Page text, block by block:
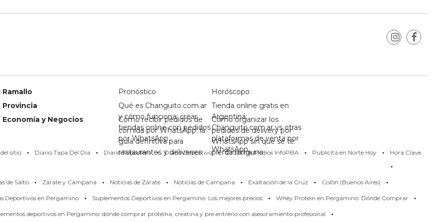
Ramallo
Provincia
Economía y Negocios
Pronóstico
Horóscopo
Qué es Changuito.com.ar
y cómo funciona: crear
tiendas online con pedidos
por WhatsApp
Tienda online gratis en
Argentina:
Changuito.com.ar vs otras
plataformas de venta por
WhatsApp
Cómo recibir pedidos de
comida por WhatsApp: la
guía definitiva para
restaurantes y deliveries
Cómo organizar los
pedidos de delivery por
WhatsApp sin que se te
pierda ninguno
sitio · Diario Tapa Del Dia · Diario Reportero · Diario Deportivo · Grupo de Medios InfoPBA · Publicitá en Norte Hoy · Hora Clave
·
de Salto · Zárate y Campana · Noticias de Zárate · Noticias de Campana · Exaltación de la Cruz · Colón (Buenos Aires) ·
Deportivos en Pergamino · Suplementos Deportivos en Pergamino: Los mejores precios · Whey Protein en Pergamino: Dónde Comprar ·
deportivos en Pergamino: dónde comprar proteína, creatina y pre entreno con asesoramiento profesional
·